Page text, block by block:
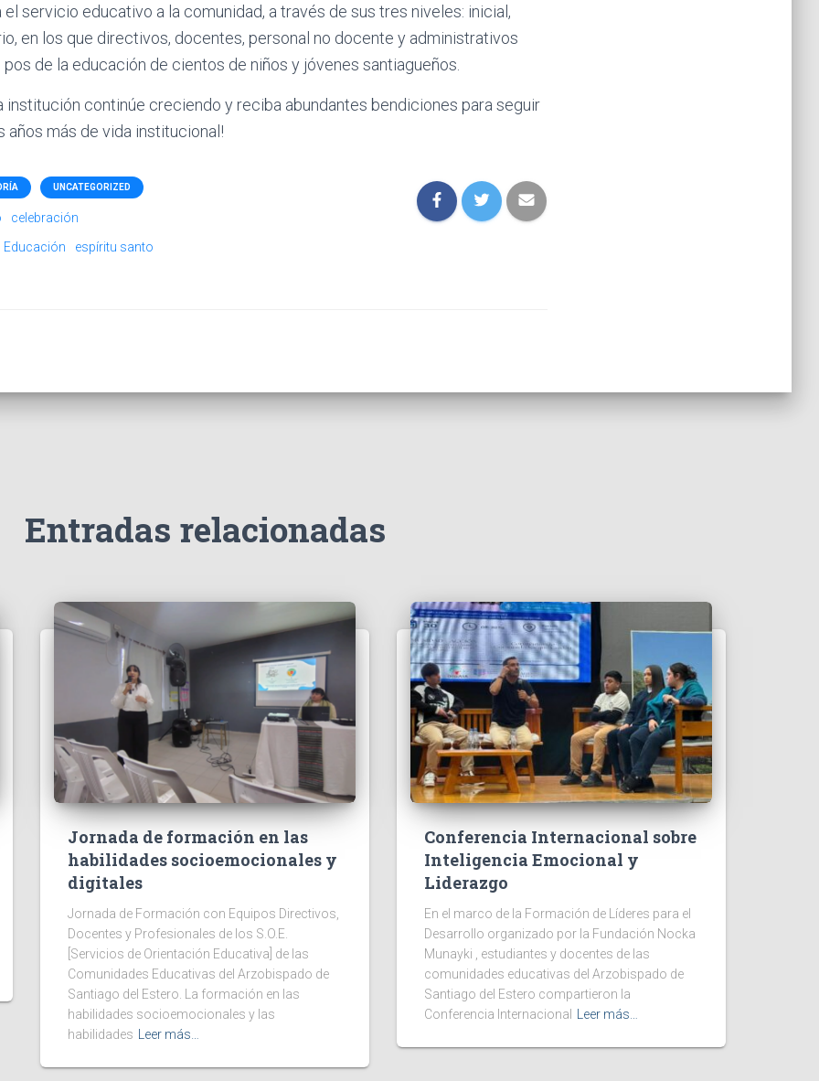
servicio educativo a la comunidad, a través de sus tres niveles: inicial,
en los que directivos, docentes, personal no docente y administrativos
pos de la educación de cientos de niños y jóvenes santiagueños.
institución continúe creciendo y reciba abundantes bendiciones para seguir
años más de vida institucional!
UNCATEGORIZED
celebración
Educación
espíritu santo
Entradas relacionadas
Jornada de formación en las
habilidades socioemocionales y
digitales
Jornada de Formación con Equipos Directivos,
Docentes y Profesionales de los S.O.E.
[Servicios de Orientación Educativa] de las
Comunidades Educativas del Arzobispado de
Santiago del Estero. La formación en las
habilidades socioemocionales y las
habilidades
Leer más…
Conferencia Internacional sobre
Inteligencia Emocional y
Liderazgo
En el marco de la Formación de Líderes para el
Desarrollo organizado por la Fundación Nocka
Munayki , estudiantes y docentes de las
comunidades educativas del Arzobispado de
Santiago del Estero compartieron la
Conferencia Internacional
Leer más…